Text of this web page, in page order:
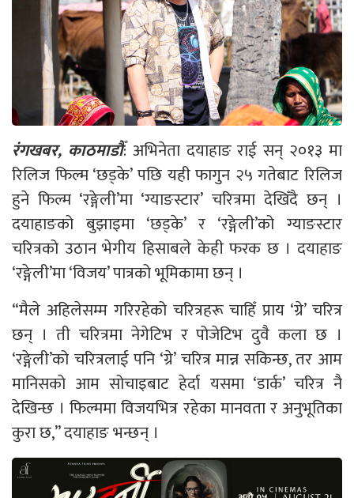
रंगखबर, काठमाडौँ: अभिनेता दयाहाङ राई सन् २०१३ मा
रिलिज फिल्म ‘छड्के’ पछि यही फागुन २५ गतेबाट रिलिज
हुने फिल्म ‘रङ्गेली’मा ‘ग्याङस्टार’ चरित्रमा देखिँदै छन् ।
दयाहाङको बुझाइमा ‘छड्के’ र ‘रङ्गेली’को ग्याङस्टार
चरित्रको उठान भेगीय हिसाबले केही फरक छ । दयाहाङ
‘रङ्गेली’मा ‘विजय’ पात्रको भूमिकामा छन् ।
“मैले अहिलेसम्म गरिरहेको चरित्रहरू चाहिँ प्राय ‘ग्रे’ चरित्र
छन् । ती चरित्रमा नेगेटिभ र पोजेटिभ दुवै कला छ ।
‘रङ्गेली’को चरित्रलाई पनि ‘ग्रे’ चरित्र मान्न सकिन्छ, तर आम
मानिसको आम सोचाइबाट हेर्दा यसमा ‘डार्क’ चरित्र नै
देखिन्छ । फिल्ममा विजयभित्र रहेका मानवता र अनुभूतिका
कुरा छ,” दयाहाङ भन्छन् ।